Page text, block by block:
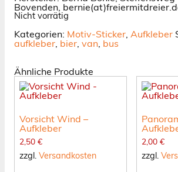
Bovenden,
Nicht vorrätig
Kategorien: Motiv-Sticker, Aufkleber
aufkleber, bier, van, bus
Ähnliche Produkte
Vorsicht Wind –
Aufkleber
2,50 €
zzgl. Versandkosten
2,00 €
zzgl.